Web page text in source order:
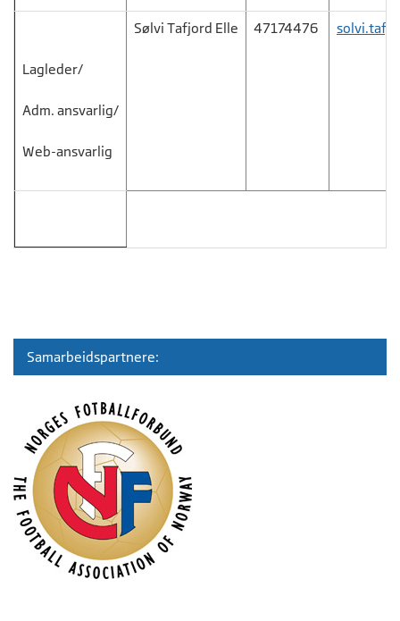
Lagleder/
Adm. ansvarlig/
Web-ansvarlig
Sølvi Tafjord Elle 47174476
Samarbeidspartnere: